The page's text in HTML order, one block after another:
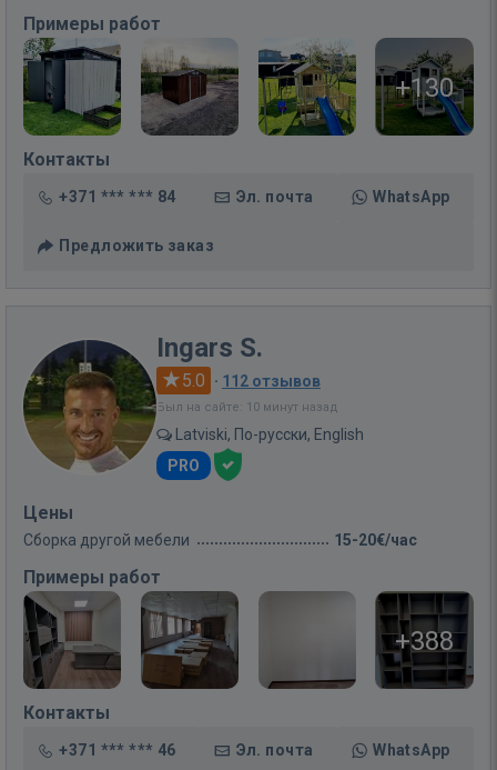
Примеры работ
+130
Контакты
+371 *** *** 84 Эл. почта WhatsApp
Предложить заказ
Ingars S.
5.0 · 112 отзывов
Был на сайте: 10 минут назад
Latviski, По-русски, English
PRO
Цены
Сборка другой мебели 15-20€/час
Примеры работ
+388
Контакты
+371 *** *** 46 Эл. почта WhatsApp